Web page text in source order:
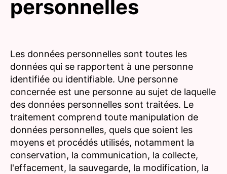
personnelles
Les données personnelles sont toutes les
données qui se rapportent à une personne
identifiée ou identifiable. Une personne
concernée est une personne au sujet de laquelle
des données personnelles sont traitées. Le
traitement comprend toute manipulation de
données personnelles, quels que soient les
moyens et procédés utilisés, notamment la
conservation, la communication, la collecte,
l'effacement, la sauvegarde, la modification, la